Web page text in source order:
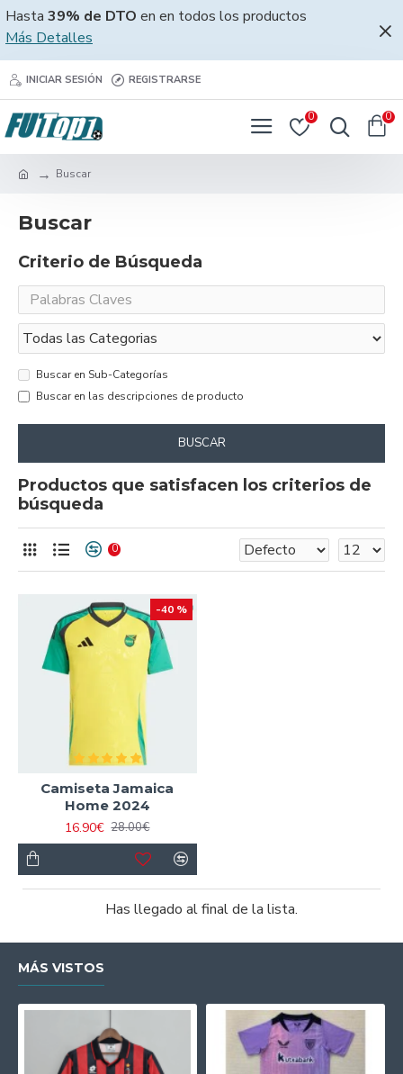
Hasta 39% de DTO en en todos los productos
Más Detalles
INICIAR SESIÓN REGISTRARSE
0 0
Buscar
Buscar
Criterio de Búsqueda
Buscar en Sub-Categorías
Buscar en las descripciones de producto
BUSCAR
Productos que satisfacen los criterios de
búsqueda
0
-40 %
Camiseta Jamaica
Home 2024
16.90€ 28.00€
Has llegado al final de la lista.
MÁS VISTOS